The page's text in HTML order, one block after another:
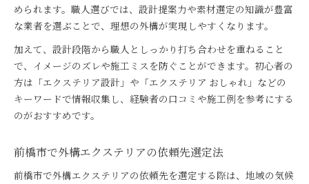
められます。職人選びでは、設計提案力や素材選定の知識が豊富
な業者を選ぶことで、理想の外構が実現しやすくなります。
加えて、設計段階から職人としっかり打ち合わせを重ねること
で、イメージのズレや施工ミスを防ぐことができます。初心者の
方は「エクステリア設計」や「エクステリア おしゃれ」などの
キーワードで情報収集し、経験者の口コミや施工例を参考にする
のがおすすめです。
前橋市で外構エクステリアの依頼先選定法
前橋市で外構エクステリアの依頼先を選定する際は、地域の気候